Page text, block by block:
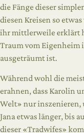
die Fänge dieser
diesen Kreisen so
ihr mittlerweile erklärt
Traum vom Eigenheim
ausgeträumt ist.
Während wohl die
erahnen, dass Karolin
Welt» nur inszenieren,
Jana etwas länger, bis
dieser «Tradwifes»